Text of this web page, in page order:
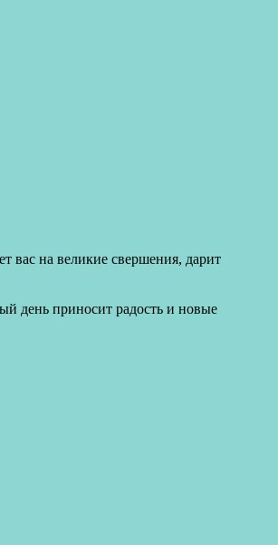
вас на великие свершения, дарит
день приносит радость и новые